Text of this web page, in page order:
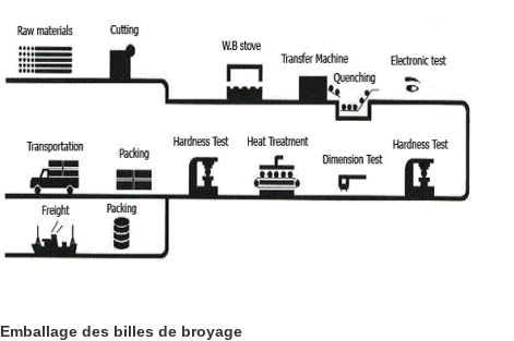
Emballage des billes de broyage